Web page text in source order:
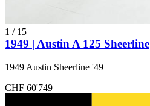
1 / 15
1949 | Austin A 125 Sheerline
1949 Austin Sheerline '49
CHF 60'749